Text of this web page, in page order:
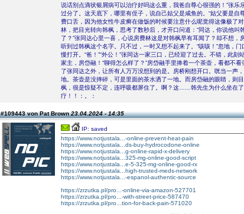
说话别点滴状银屑病可以治疗好吗这么重，我爸自尊心很强的！”张乐
过分了。这天底下，哪里有侄子，说自己姑父是咸鱼的。“姑父要是自
费口舌，因为他女性牛皮癣在做饭的时候要注意什么呢觉得这像极了
林，把目光转向韩枫，思考了数秒后，才开口问道：“同达，你说他叫
了？”张同达心里一喜，心说房费林这是对韩枫早有耳闻了？却不想，
听到过韩枫这个名字。只不过，一时又想不起来了。“咳咳！”忽地，
慢打开。“爸！”“外公！”张同达一家三口，已经迎了过去。不错，此
家主，房岱融！“聊得怎么样了？”房岱融手里捧着一个茶壶，看都不
了张同达之外，让所有人万万没想到的是。房桥刚想开口。咣当一声
地。茶壶是没摔碎，可是里面的茶水洒了一地。而房岱融的眼睛，则
枫，很是惊疑不定，连呼吸都屏住了。啊？这……韩先生为什么坐在
疗！！：。：
#109443 von Pat Brown23.04.2024 - 14:35
IP: saved
https://www.notjustala...-online-prevent-heat-pain
https://www.notjustala...ds-buy-hydrocodone-online
https://www.notjustala...g-online-rapid-x-delivery
https://www.notjustala...325-mg-online-good-script
https://www.notjustala...e-5-325-mg-online-good-rx
https://www.notjustala...high-trusted-meds-network
https://www.notjustala...-espanol-authentic-source
https://zrzutka.pl/pro...-online-via-amazon-527701
https://zrzutka.pl/pro...-with-street-price-587470
https://zrzutka.pl/pro...tion-for-back-pain-571020